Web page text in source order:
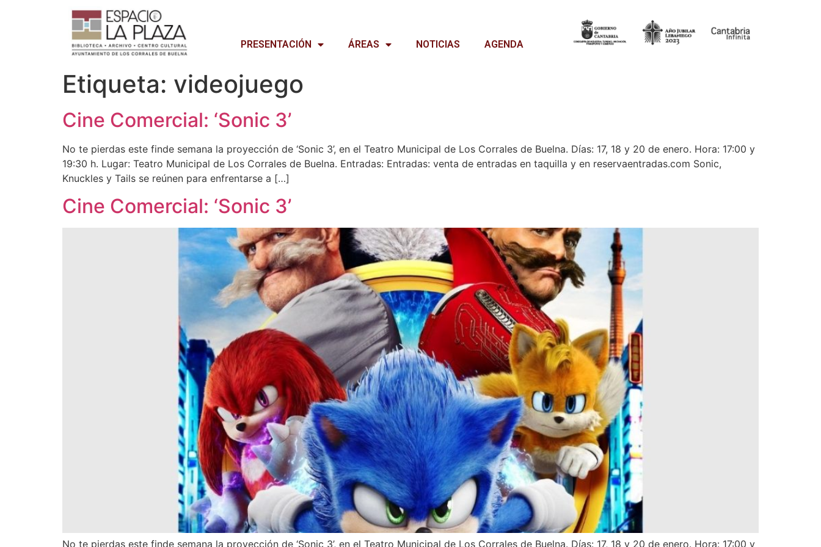
PRESENTACIÓN ÁREAS NOTICIAS AGENDA
Etiqueta: videojuego
Cine Comercial: ‘Sonic 3’
No te pierdas este finde semana la proyección de ‘Sonic 3’, en el Teatro Municipal de Los Corrales de Buelna. Días: 17, 18 y 20 de enero. Hora: 17:00 y
19:30 h. Lugar: Teatro Municipal de Los Corrales de Buelna. Entradas: Entradas: venta de entradas en taquilla y en reservaentradas.com Sonic,
Knuckles y Tails se reúnen para enfrentarse a […]
Cine Comercial: ‘Sonic 3’
No te pierdas este finde semana la proyección de ‘Sonic 3’, en el Teatro Municipal de Los Corrales de Buelna. Días: 17, 18 y 20 de enero. Hora: 17:00 y